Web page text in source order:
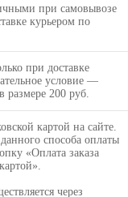
при самовывозе
курьером по
при доставке
условие —
размере 200 руб.
картой на сайте.
способа оплаты
«Оплата заказа
через